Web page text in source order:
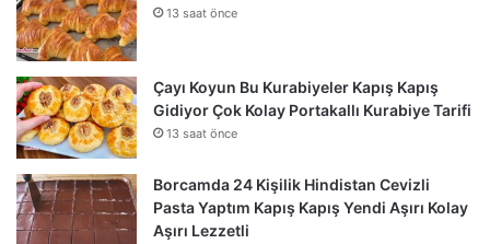
13 saat önce
Çayı Koyun Bu Kurabiyeler Kapış Kapış
Gidiyor Çok Kolay Portakallı Kurabiye Tarifi
13 saat önce
Borcamda 24 Kişilik Hindistan Cevizli
Pasta Yaptım Kapış Kapış Yendi Aşırı Kolay
Aşırı Lezzetli